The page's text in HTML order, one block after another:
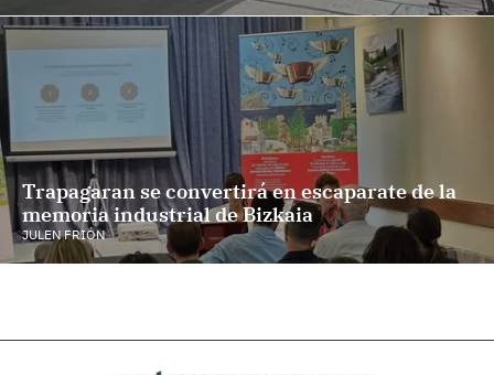
Trapagaran se convertirá en escaparate de la
memoria industrial de Bizkaia
JULEN FRIÓN